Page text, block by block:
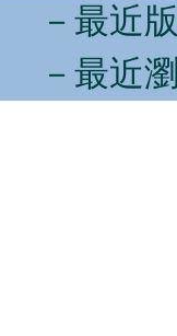
－最近
－最近